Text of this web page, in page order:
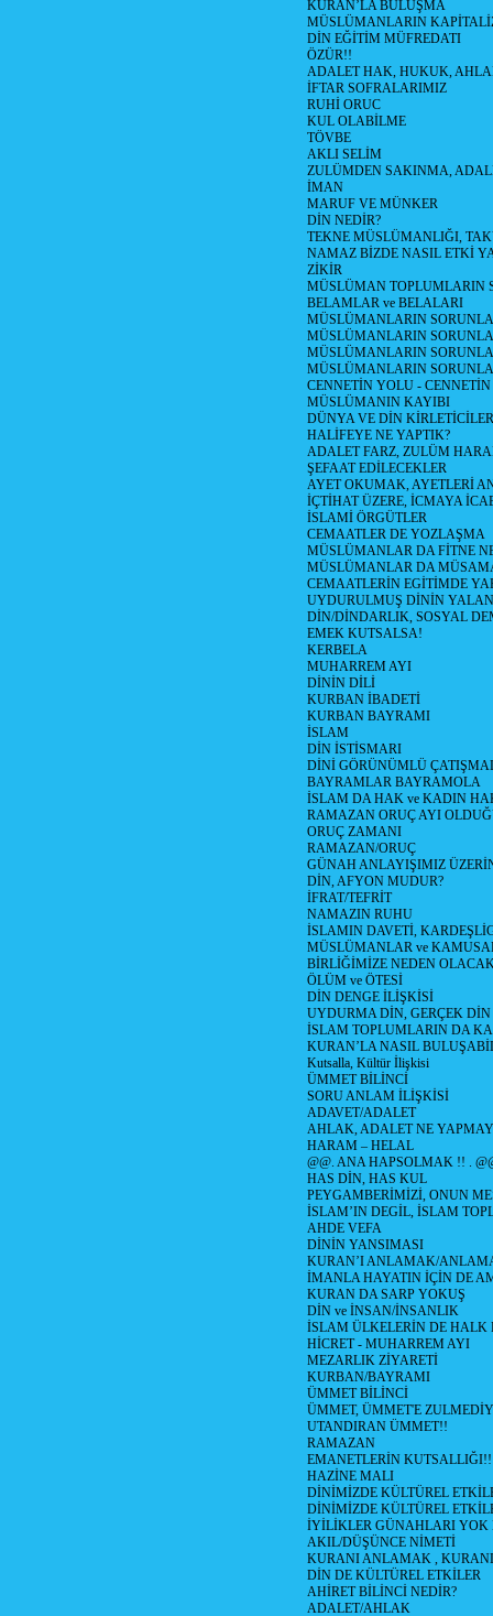
KURAN’LA BULUŞMA
MÜSLÜMANLARIN
DİN EĞİTİM MÜFREDATI
ÖZÜR!!
ADALET HAK, HUKUK,
İFTAR SOFRALARIMIZ
RUHİ ORUC
KUL OLABİLME
TÖVBE
AKLI SELİM
ZULÜMDEN SAKINMA,
İMAN
MARUF VE MÜNKER
DİN NEDİR?
TEKNE MÜSLÜMANLIĞI,
NAMAZ BİZDE NASIL ETKİ
ZİKİR
MÜSLÜMAN TOPLUMLARIN
BELAMLAR ve BELALARI
MÜSLÜMANLARIN
MÜSLÜMANLARIN
MÜSLÜMANLARIN
MÜSLÜMANLARIN
CENNETİN YOLU -
MÜSLÜMANIN KAYIBI
DÜNYA VE DİN
HALİFEYE NE YAPTIK?
ADALET FARZ, ZULÜM
ŞEFAAT EDİLECEKLER
AYET OKUMAK, AYETLERİ
İÇTİHAT ÜZERE, İCMAYA
İSLAMİ ÖRGÜTLER
CEMAATLER DE YOZLAŞMA
MÜSLÜMANLAR DA FİTNE
MÜSLÜMANLAR DA
CEMAATLERİN EGİTİMDE
UYDURULMUŞ DİNİN
DİN/DİNDARLIK, SOSYAL
EMEK KUTSALSA!
KERBELA
MUHARREM AYI
DİNİN DİLİ
KURBAN İBADETİ
KURBAN BAYRAMI
İSLAM
DİN İSTİSMARI
DİNİ GÖRÜNÜMLÜ
BAYRAMLAR BAYRAMOLA
İSLAM DA HAK ve KADIN
RAMAZAN ORUÇ AYI
ORUÇ ZAMANI
RAMAZAN/ORUÇ
GÜNAH ANLAYIŞIMIZ
DİN, AFYON MUDUR?
İFRAT/TEFRİT
NAMAZIN RUHU
İSLAMIN DAVETİ,
MÜSLÜMANLAR ve
BİRLİĞİMİZE NEDEN
ÖLÜM ve ÖTESİ
DİN DENGE İLİŞKİSİ
UYDURMA DİN, GERÇEK DİN
İSLAM TOPLUMLARIN DA
KURAN’LA NASIL
Kutsalla, Kültür İlişkisi
ÜMMET BİLİNCİ
SORU ANLAM İLİŞKİSİ
ADAVET/ADALET
AHLAK, ADALET NE
HARAM – HELAL
@@. ANA HAPSOLMAK !! .
HAS DİN, HAS KUL
PEYGAMBERİMİZİ, ONUN
İSLAM’IN DEGİL, İSLAM
AHDE VEFA
DİNİN YANSIMASI
KURAN’I ANLAMAK/
İMANLA HAYATIN İÇİN DE
KURAN DA SARP YOKUŞ
DİN ve İNSAN/İNSANLIK
İSLAM ÜLKELERİN DE
HİCRET - MUHARREM AYI
MEZARLIK ZİYARETİ
KURBAN/BAYRAMI
ÜMMET BİLİNCİ
ÜMMET, ÜMMET'E
UTANDIRAN ÜMMET!!
RAMAZAN
EMANETLERİN KUTSALLIĞI!!
HAZİNE MALI
DİNİMİZDE KÜLTÜREL
DİNİMİZDE KÜLTÜREL
İYİLİKLER GÜNAHLARI YOK
AKIL/DÜŞÜNCE NİMETİ
KURANI ANLAMAK ,
DİN DE KÜLTÜREL ETKİLER
AHİRET BİLİNCİ NEDİR?
ADALET/AHLAK